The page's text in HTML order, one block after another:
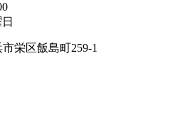
栄区飯島町259-1